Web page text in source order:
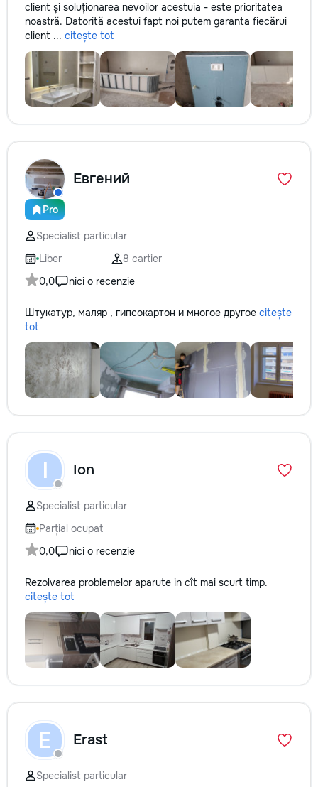
client și soluționarea nevoilor acestuia - este prioritatea
noastră. Datorită acestui fapt noi putem garanta fiecărui
client ... citește tot
Pro
Евгений
Specialist particular
Liber
8 cartier
0,0
nici o recenzie
Штукатур, маляр , гипсокартон и многое другое citește
tot
I Ion
Specialist particular
Parțial ocupat
0,0
nici o recenzie
Rezolvarea problemelor aparute in cît mai scurt timp.
citește tot
E Erast
Specialist particular